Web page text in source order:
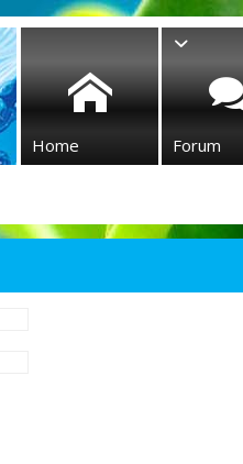
Home Forum